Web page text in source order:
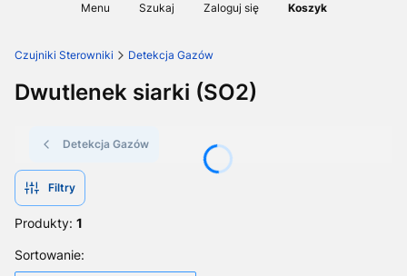
Menu Szukaj Zaloguj się Koszyk
Czujniki Sterowniki Detekcja Gazów
Dwutlenek siarki (SO2)
Detekcja Gazów
Filtry
Produkty: 1
Lista produktów
Sortowanie: